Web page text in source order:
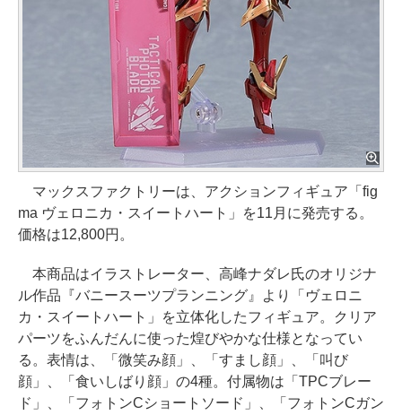
マックスファクトリーは、アクションフィギュア「fig
ma ヴェロニカ・スイートハート」を11月に発売する。
価格は12,800円。
本商品はイラストレーター、高峰ナダレ氏のオリジナ
ル作品『バニースーツプランニング』より「ヴェロニ
カ・スイートハート」を立体化したフィギュア。クリア
パーツをふんだんに使った煌びやかな仕様となってい
る。表情は、「微笑み顔」、「すまし顔」、「叫び
顔」、「食いしばり顔」の4種。付属物は「TPCブレー
ド」、「フォトンCショートソード」、「フォトンCガン